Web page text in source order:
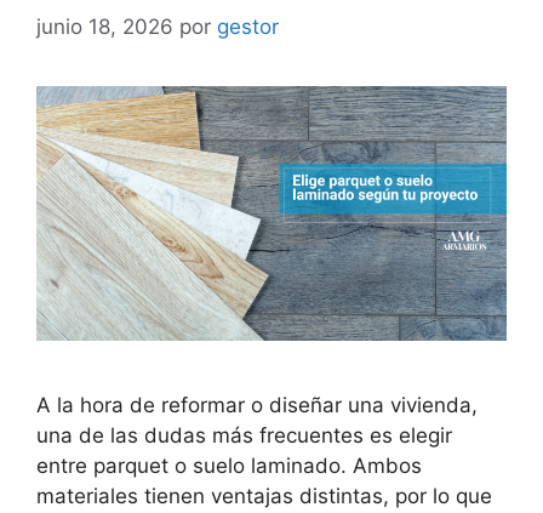
junio 18, 2026 por gestor
A la hora de reformar o diseñar una vivienda,
una de las dudas más frecuentes es elegir
entre parquet o suelo laminado. Ambos
materiales tienen ventajas distintas, por lo que